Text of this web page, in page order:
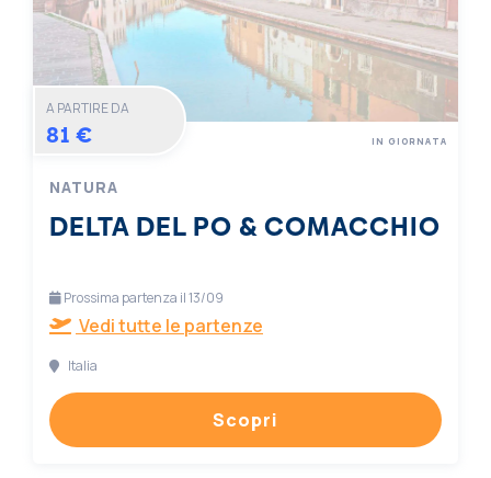
A PARTIRE DA
81 €
NATURA
DELTA DEL PO & COMACCHIO
IN GIORNATA
Prossima partenza il 13/09
Vedi tutte le partenze
Italia
Scopri